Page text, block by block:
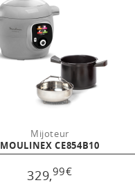
Mijoteur
MOULINEX CE854B10
329,99€